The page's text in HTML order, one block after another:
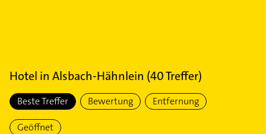
Hotel in Alsbach-Hähnlein (40Treffer)
Beste Treffer Bewertung Entfernung
Geöffnet